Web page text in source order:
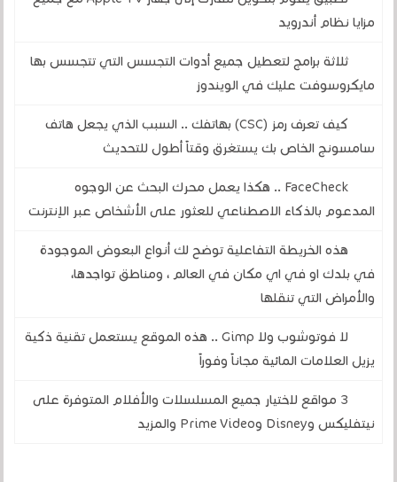
مزايا نظام أندرويد
ثلاثة برامج لتعطيل جميع أدوات التجسس التي تتجسس بها
مايكروسوفت عليك في الويندوز
كيف تعرف رمز (CSC) بهاتفك .. السبب الذي يجعل هاتف
سامسونج الخاص بك يستغرق وقتاً أطول للتحديث
FaceCheck .. هكذا يعمل محرك البحث عن الوجوه
المدعوم بالذكاء الاصطناعي للعثور على الأشخاص عبر الإنترنت
هذه الخريطة التفاعلية توضح لك أنواع البعوض الموجودة
في بلدك او في اي مكان في العالم ، ومناطق تواجدها،
والأمراض التي تنقلها
لا فوتوشوب ولا Gimp .. هذه الموقع يستعمل تقنية ذكية
يزيل العلامات المائية مجاناً وفوراً
3 مواقع لاختيار جميع المسلسلات والأفلام المتوفرة على
نيتفليكس وDisney وPrime Video والمزيد